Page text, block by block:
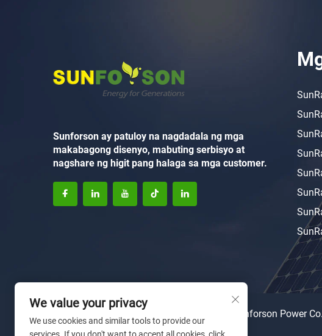
Sunforson ay patuloy na nagdadala ng mga
makabagong disenyo, mabuting serbisyo at
nagshare ng higit pang halaga sa mga customer.
Karapatan sa Pag-aari © 2025 ni Xiamen Sunforson Power
sa privacy
We value your privacy
We use cookies and similar tools to provide our